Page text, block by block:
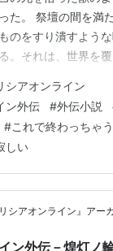
た。 祭壇の間を満
のをすり潰すよう
。それは、世界を
」 最前線で猛威の
、血まみれの悲鳴が
彼女のシルバーシー
衝撃にメキメキと悲
かりに軋み、大理
女の小さな身体は
シアオンライン
ン外伝 #外伝小説
#これで終わっちゃう
しい
シアオンライン』アー
ン外伝－煌灯ノ